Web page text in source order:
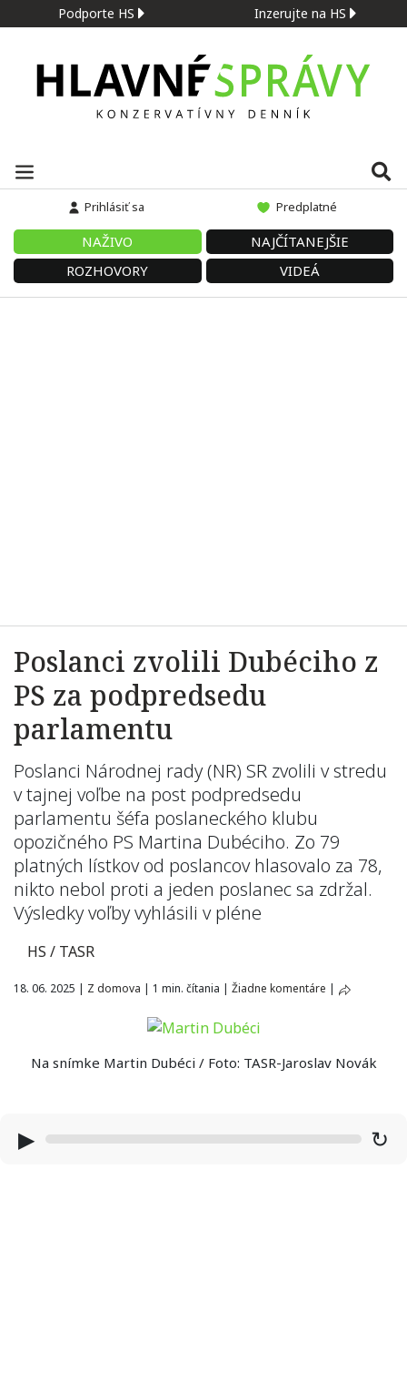
Podporte HS Inzerujte na HS
Prihlásiť sa Predplatné
NAŽIVO
NAJČÍTANEJŠIE
ROZHOVORY
VIDEÁ
Poslanci zvolili Dubéciho z
PS za podpredsedu
parlamentu
Poslanci Národnej rady (NR) SR zvolili v stredu
v tajnej voľbe na post podpredsedu
parlamentu šéfa poslaneckého klubu
opozičného PS Martina Dubéciho. Zo 79
platných lístkov od poslancov hlasovalo za 78,
nikto nebol proti a jeden poslanec sa zdržal.
Výsledky voľby vyhlásili v pléne
HS / TASR
18. 06. 2025 | Z domova | 1 min. čítania | Žiadne komentáre |
Na snímke Martin Dubéci / Foto: TASR-Jaroslav Novák
▶ ↻